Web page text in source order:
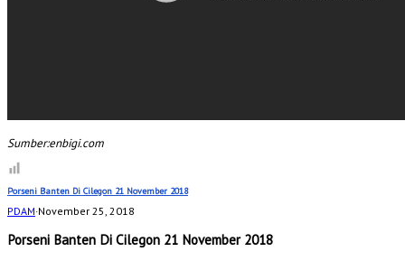
Sumber:enbigi.com
Porseni Banten Di Cilegon 21 November 2018
PDAM·November 25, 2018
Porseni Banten Di Cilegon 21 November 2018